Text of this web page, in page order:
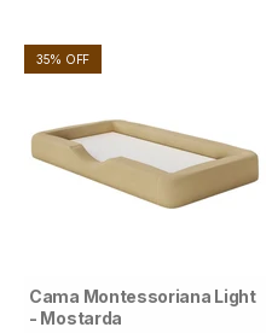
35% OFF
Cama Montessoriana Light
- Mostarda